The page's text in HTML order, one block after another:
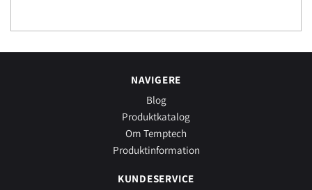
NAVIGERE
Blog
Produktkatalog
Om Temptech
Produktinformation
KUNDESERVICE